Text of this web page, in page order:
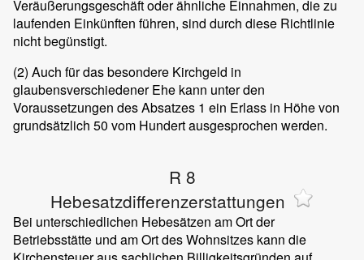
Veräußerungsgeschäft oder ähnliche Einnahmen, die zu
laufenden Einkünften führen, sind durch diese Richtlinie
nicht begünstigt.
(2) Auch für das besondere Kirchgeld in
glaubensverschiedener Ehe kann unter den
Voraussetzungen des Absatzes 1 ein Erlass in Höhe von
grundsätzlich 50 vom Hundert ausgesprochen werden.
R 8
Hebesatzdifferenzerstattungen
Bei unterschiedlichen Hebesätzen am Ort der
Betriebsstätte und am Ort des Wohnsitzes kann die